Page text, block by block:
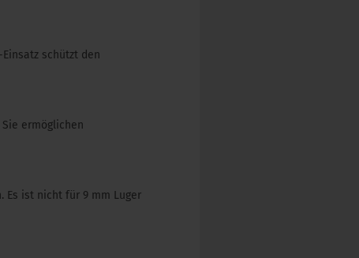
schützt den
ermöglichen
Es ist nicht für 9 mm Luger